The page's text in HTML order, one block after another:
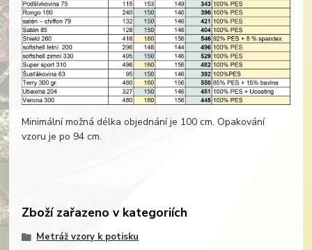
Minimální možná délka objednání je 100 cm. Opakování
vzoru je po 94 cm.
Zboží zařazeno v kategoriích
Metráž vzory k potisku